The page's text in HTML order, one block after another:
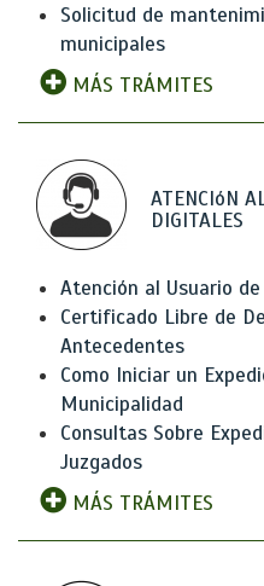
Solicitud de
municipales
MÁS TRÁMITES
ATENCIóN
DIGITALES
Atención al Usuario
Certificado Libre de
Antecedentes
Como Iniciar un
Municipalidad
Consultas Sobre
Juzgados
MÁS TRÁMITES